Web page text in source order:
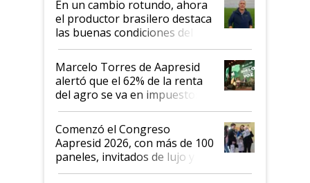
En un cambio rotundo, ahora
el productor brasilero destaca
las buenas condiciones del
agro argentino para invertir:
"Los veo más motivados"
Marcelo Torres de Aapresid
alertó que el 62% de la renta
del agro se va en impuestos:
"No es bueno que en
Argentina se sigan discutiendo
las mismas cosas de hace 50
años"
Comenzó el Congreso
Aapresid 2026, con más de 100
paneles, invitados de lujo y
todas las tendencias